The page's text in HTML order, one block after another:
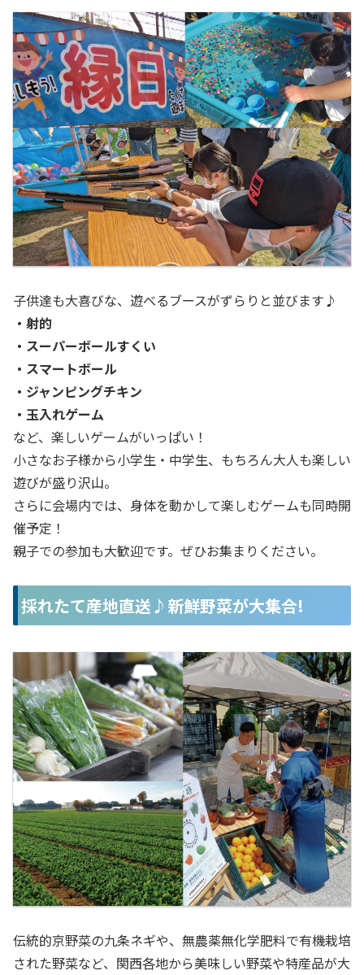
子供達も大喜びな、遊べるブースがずらりと並びます♪
・射的
・スーパーボールすくい
・スマートボール
・ジャンピングチキン
・玉入れゲーム
など、楽しいゲームがいっぱい！
小さなお子様から小学生・中学生、もちろん大人も楽しい
遊びが盛り沢山。
さらに会場内では、身体を動かして楽しむゲームも同時開
催予定！
親子での参加も大歓迎です。ぜひお集まりください。
採れたて産地直送♪新鮮野菜が大集合!
伝統的京野菜の九条ネギや、無農薬無化学肥料で有機栽培
された野菜など、関西各地から美味しい野菜や特産品が大